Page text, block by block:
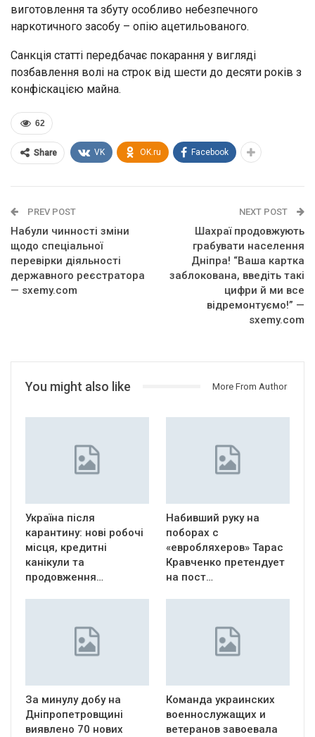
виготовлення та збуту особливо небезпечного
наркотичного засобу – опію ацетильованого.
Санкція статті передбачає покарання у вигляді
позбавлення волі на строк від шести до десяти років з
конфіскацією майна.
62
Share VK OK.ru Facebook
PREV POST
Набули чинності зміни
щодо спеціальної
перевірки діяльності
державного реєстратора
— sxemy.com
NEXT POST
Шахраї продовжують
грабувати населення
Дніпра! “Ваша картка
заблокована, введіть такі
цифри й ми все
відремонтуємо!” —
sxemy.com
You might also like More From Author
Україна після
карантину: нові робочі
місця, кредитні
канікули та
продовження…
Набивший руку на
поборах с
«евробляхеров» Тарас
Кравченко претендует
на пост…
За минулу добу на
Дніпропетровщині
виявлено 70 нових
Команда украинских
военнослужащих и
ветеранов завоевала